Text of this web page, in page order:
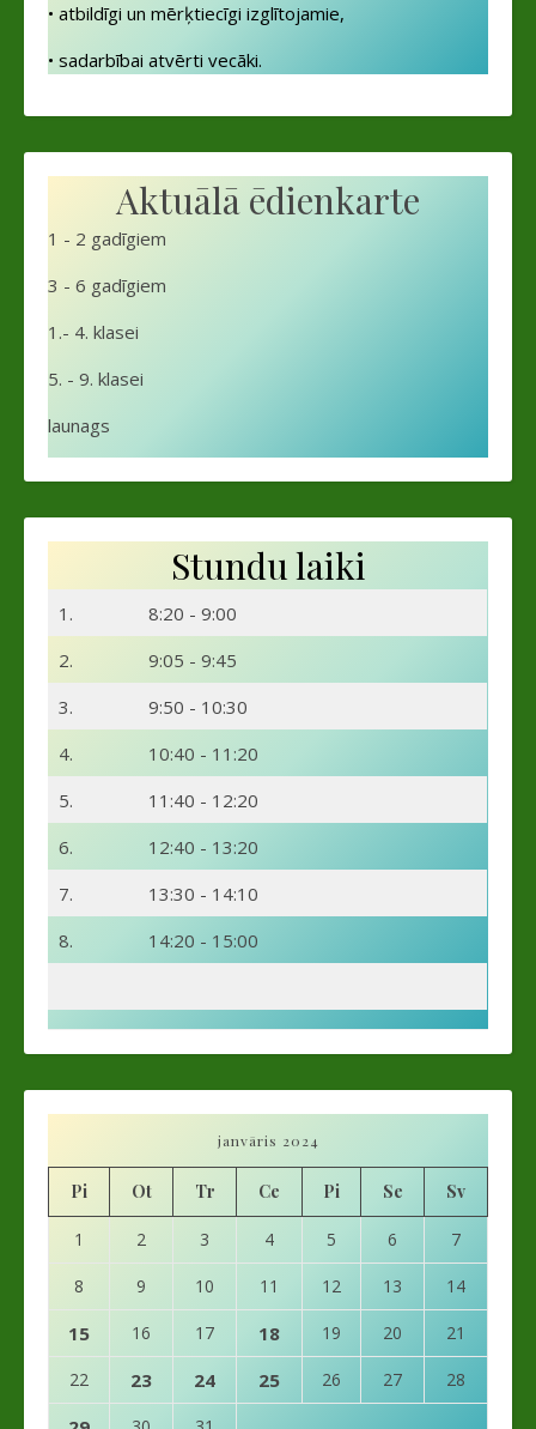
• atbildīgi un mērķtiecīgi izglītojamie,
• sadarbībai atvērti vecāki.
Aktuālā ēdienkarte
1 - 2 gadīgiem
3 - 6 gadīgiem
1.- 4. klasei
5. - 9. klasei
launags
Stundu laiki
1.
8:20 - 9:00
2.
9:05 - 9:45
3.
9:50 - 10:30
4.
10:40 - 11:20
5.
11:40 - 12:20
6.
12:40 - 13:20
7.
13:30 - 14:10
8.
14:20 - 15:00
janvāris 2024
Pi Ot Tr Ce Pi Se Sv
1 2 3 4 5 6 7
8 9 10 11 12 13 14
15 16 17 18 19 20 21
22 23 24 25 26 27 28